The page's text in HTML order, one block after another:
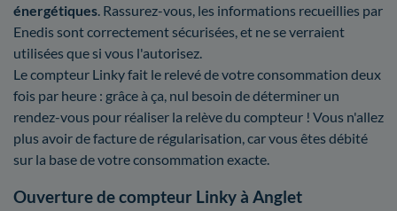
énergétiques . Rassurez-vous, les informations recueillies par
Enedis sont correctement sécurisées, et ne se verraient
utilisées que si vous l'autorisez.
Le compteur Linky fait le relevé de votre consommation deux
fois par heure : grâce à ça, nul besoin de déterminer un
rendez-vous pour réaliser la relève du compteur ! Vous n'allez
plus avoir de facture de régularisation, car vous êtes débité
sur la base de votre consommation exacte.
Ouverture de compteur Linky à Anglet